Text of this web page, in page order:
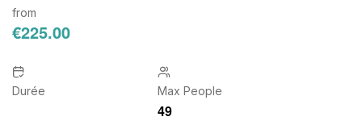
from
€225.00
Durée Max People
49